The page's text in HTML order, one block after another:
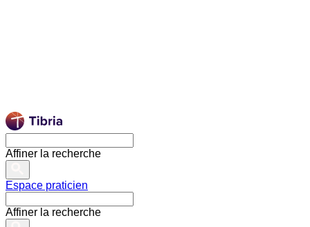
Affiner la recherche
Espace praticien
Affiner la recherche